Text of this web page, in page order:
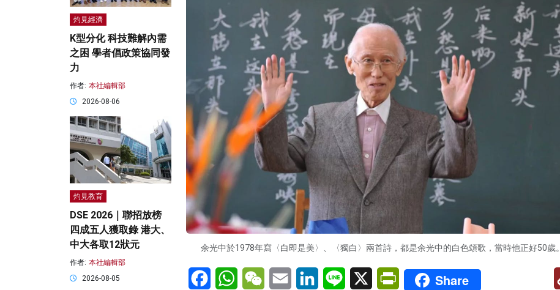
余光中於1978年寫〈白即是美〉、〈獨白〉兩首詩，都是余光中的白色頌歌，當時他正好50歲。
FacebookWhatsAppWeChatEmail LinkedInLine X PrintFriendly
Share
灼見經濟
K型分化 科技難解內需
之困 學者倡政策協同發
力
作者: 本社編輯部
2026-08-06
灼見教育
DSE 2026｜聯招放榜
四成五人獲取錄 港大、
中大各取12狀元
作者: 本社編輯部
2026-08-05